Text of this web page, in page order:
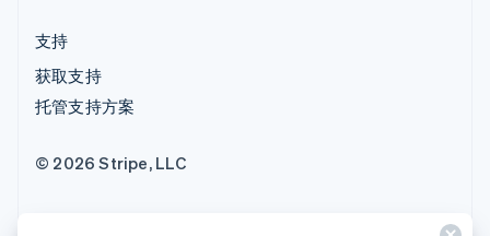
支持
获取支持
托管支持方案
© 2026 Stripe, LLC